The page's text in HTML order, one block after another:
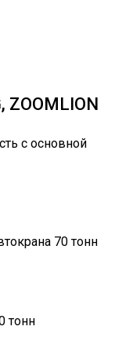
ZOOMLION
с основной
70 тонн
тонн